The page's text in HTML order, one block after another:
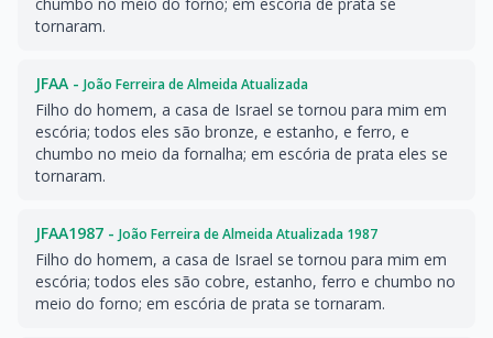
tornaram.
JFAA - João Ferreira de Almeida Atualizada
Filho do homem, a casa de Israel se tornou para mim em
escória; todos eles são bronze, e estanho, e ferro, e
chumbo no meio da fornalha; em escória de prata eles se
tornaram.
JFAA1987 - João Ferreira de Almeida Atualizada 1987
Filho do homem, a casa de Israel se tornou para mim em
escória; todos eles são cobre, estanho, ferro e chumbo no
meio do forno; em escória de prata se tornaram.